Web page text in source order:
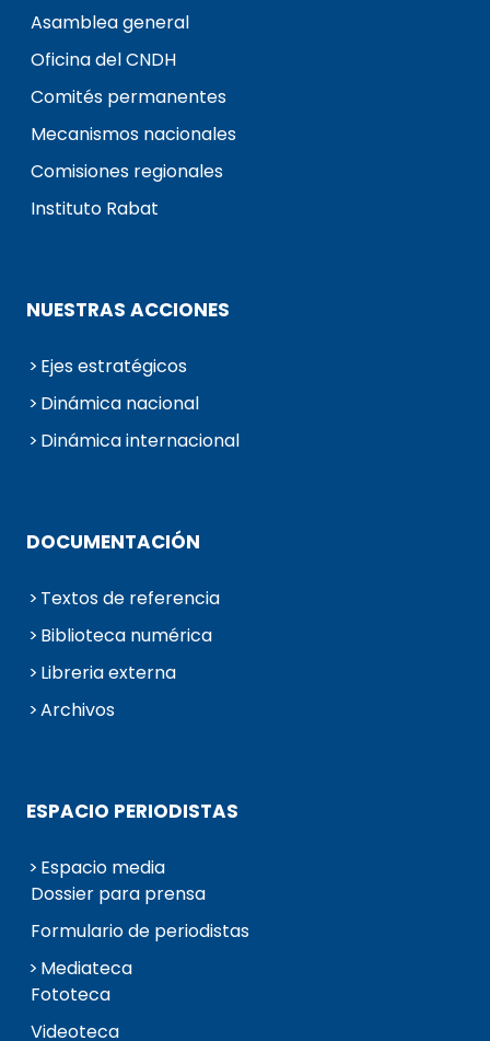
Asamblea general
Oficina del CNDH
Comités permanentes
Mecanismos nacionales
Comisiones regionales
Instituto Rabat
NUESTRAS ACCIONES
Ejes estratégicos
Dinámica nacional
Dinámica internacional
DOCUMENTACIÓN
Textos de referencia
Biblioteca numérica
Libreria externa
Archivos
ESPACIO PERIODISTAS
Espacio media
Dossier para prensa
Formulario de periodistas
Mediateca
Fototeca
Videoteca